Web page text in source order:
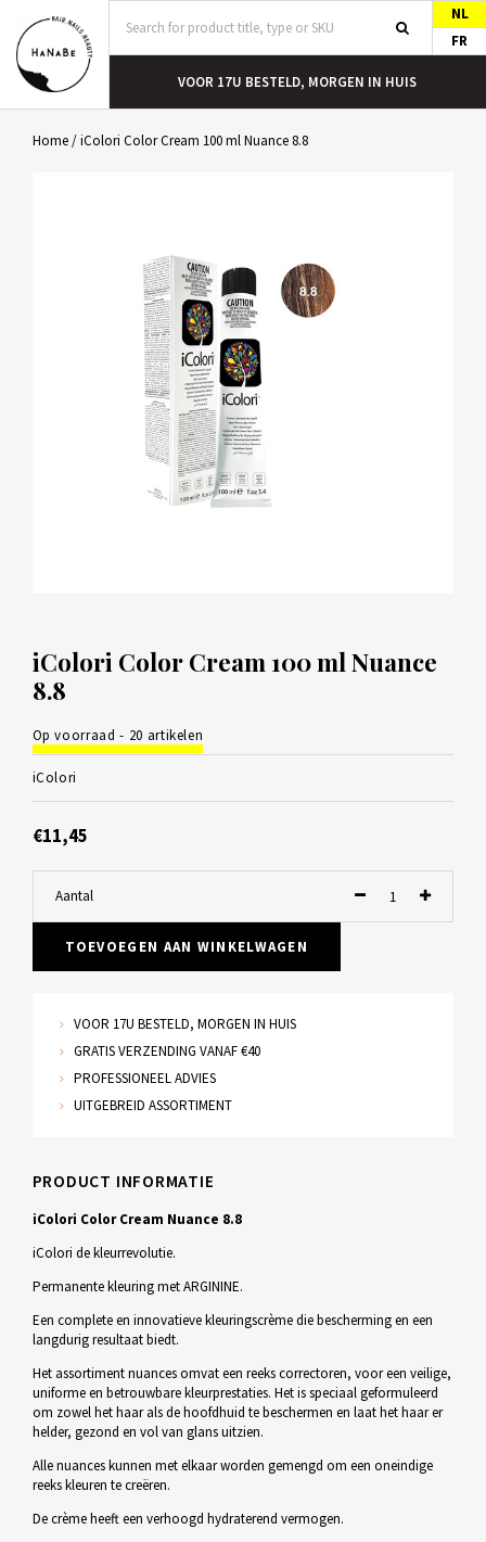
NL
FR
VOOR 17U BESTELD, MORGEN IN HUIS
Home/iColori Color Cream 100 ml Nuance 8.8
iColori Color Cream 100 ml Nuance
8.8
Op voorraad - 20 artikelen
iColori
€11,45
Aantal
TOEVOEGEN AAN WINKELWAGEN
VOOR 17U BESTELD, MORGEN IN HUIS
GRATIS VERZENDING VANAF €40
PROFESSIONEEL ADVIES
UITGEBREID ASSORTIMENT
PRODUCT INFORMATIE
iColori Color Cream Nuance 8.8
iColori de kleurrevolutie.
Permanente kleuring met ARGININE.
Een complete en innovatieve kleuringscrème die bescherming en een
langdurig resultaat biedt.
Het assortiment nuances omvat een reeks correctoren, voor een veilige,
uniforme en betrouwbare kleurprestaties. Het is speciaal geformuleerd
om zowel het haar als de hoofdhuid te beschermen en laat het haar er
helder, gezond en vol van glans uitzien.
Alle nuances kunnen met elkaar worden gemengd om een oneindige
reeks kleuren te creëren.
De crème heeft een verhoogd hydraterend vermogen.